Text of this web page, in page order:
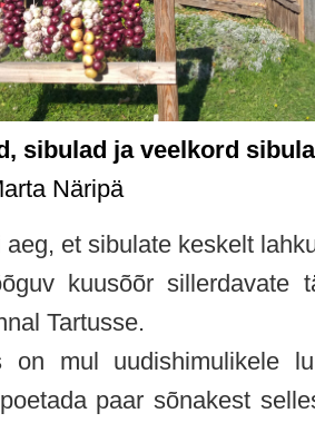
sibulad ja veelkord
Näripä
et sibulate keskelt
kuusõõr sillerdavate
Tartusse.
on mul uudishimulikele
paar sõnakest